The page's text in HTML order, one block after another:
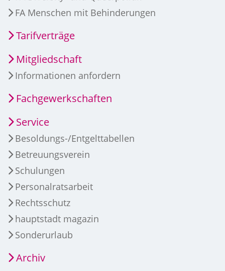
FA Menschen mit Behinderungen
Tarifverträge
Mitgliedschaft
Informationen anfordern
Fachgewerkschaften
Service
Besoldungs-/Entgelttabellen
Betreuungsverein
Schulungen
Personalratsarbeit
Rechtsschutz
hauptstadt magazin
Sonderurlaub
Archiv